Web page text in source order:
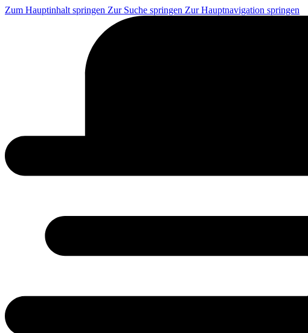
Zum Hauptinhalt springen Zur Suche springen Zur Hauptnavigation springen